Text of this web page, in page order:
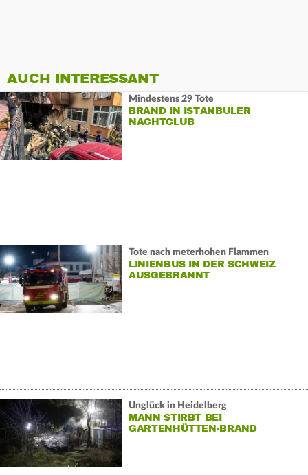
AUCH INTERESSANT
Mindestens 29 Tote
BRAND IN ISTANBULER
NACHTCLUB
Tote nach meterhohen Flammen
LINIENBUS IN DER SCHWEIZ
AUSGEBRANNT
Unglück in Heidelberg
MANN STIRBT BEI
GARTENHÜTTEN-BRAND